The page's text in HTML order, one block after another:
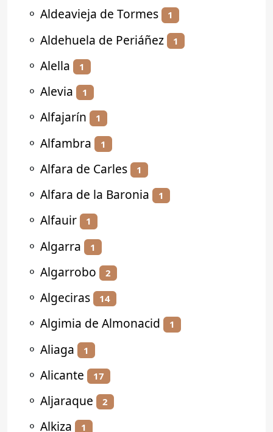
⚬ Aldeavieja de Tormes 1
⚬ Aldehuela de Periáñez 1
⚬ Alella 1
⚬ Alevia 1
⚬ Alfajarín 1
⚬ Alfambra 1
⚬ Alfara de Carles 1
⚬ Alfara de la Baronia 1
⚬ Alfauir 1
⚬ Algarra 1
⚬ Algarrobo 2
⚬ Algeciras 14
⚬ Algimia de Almonacid 1
⚬ Aliaga 1
⚬ Alicante 17
⚬ Aljaraque 2
⚬ Alkiza 1